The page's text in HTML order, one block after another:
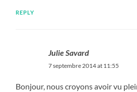
REPLY
Julie Savard
7 septembre 2014 at 11:55
Bonjour, nous croyons avoir vu